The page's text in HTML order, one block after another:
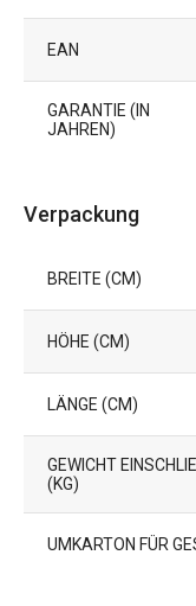
EAN
GARANTIE (IN
JAHREN)
Verpackung
BREITE (CM)
HÖHE (CM)
LÄNGE (CM)
GEWICHT
KG)
UMKARTON FÜR